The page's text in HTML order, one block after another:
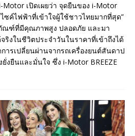
เปิดเผยว่า จุดยืนของ i-Motor
ซค์ไฟฟ้าที่เข้าใจผู้ใช้ชาวไทยมากที่สุด”
ณฑ์ที่มีคุณภาพสูง ปลอดภัย และมา
ริงในชีวิตประจำวันในราคาที่เข้าถึงได้
ารเปลี่ยนผ่านจากรถเครื่องยนต์สันดาป
งยืนและมั่นใจ ซึ่ง i-Motor BREEZE